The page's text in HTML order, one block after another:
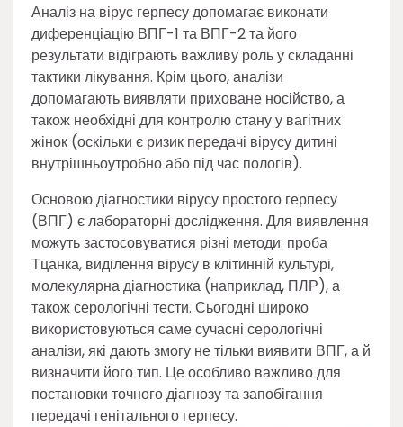
Аналіз на вірус герпесу допомагає виконати
диференціацію ВПГ-1 та ВПГ-2 та його
результати відіграють важливу роль у складанні
тактики лікування. Крім цього, аналізи
допомагають виявляти приховане носійство, а
також необхідні для контролю стану у вагітних
жінок (оскільки є ризик передачі вірусу дитині
внутрішньоутробно або під час пологів).
Основою діагностики вірусу простого герпесу
(ВПГ) є лабораторні дослідження. Для виявлення
можуть застосовуватися різні методи: проба
Тцанка, виділення вірусу в клітинній культурі,
молекулярна діагностика (наприклад, ПЛР), а
також серологічні тести. Сьогодні широко
використовуються саме сучасні серологічні
аналізи, які дають змогу не тільки виявити ВПГ, а й
визначити його тип. Це особливо важливо для
постановки точного діагнозу та запобігання
передачі генітального герпесу.